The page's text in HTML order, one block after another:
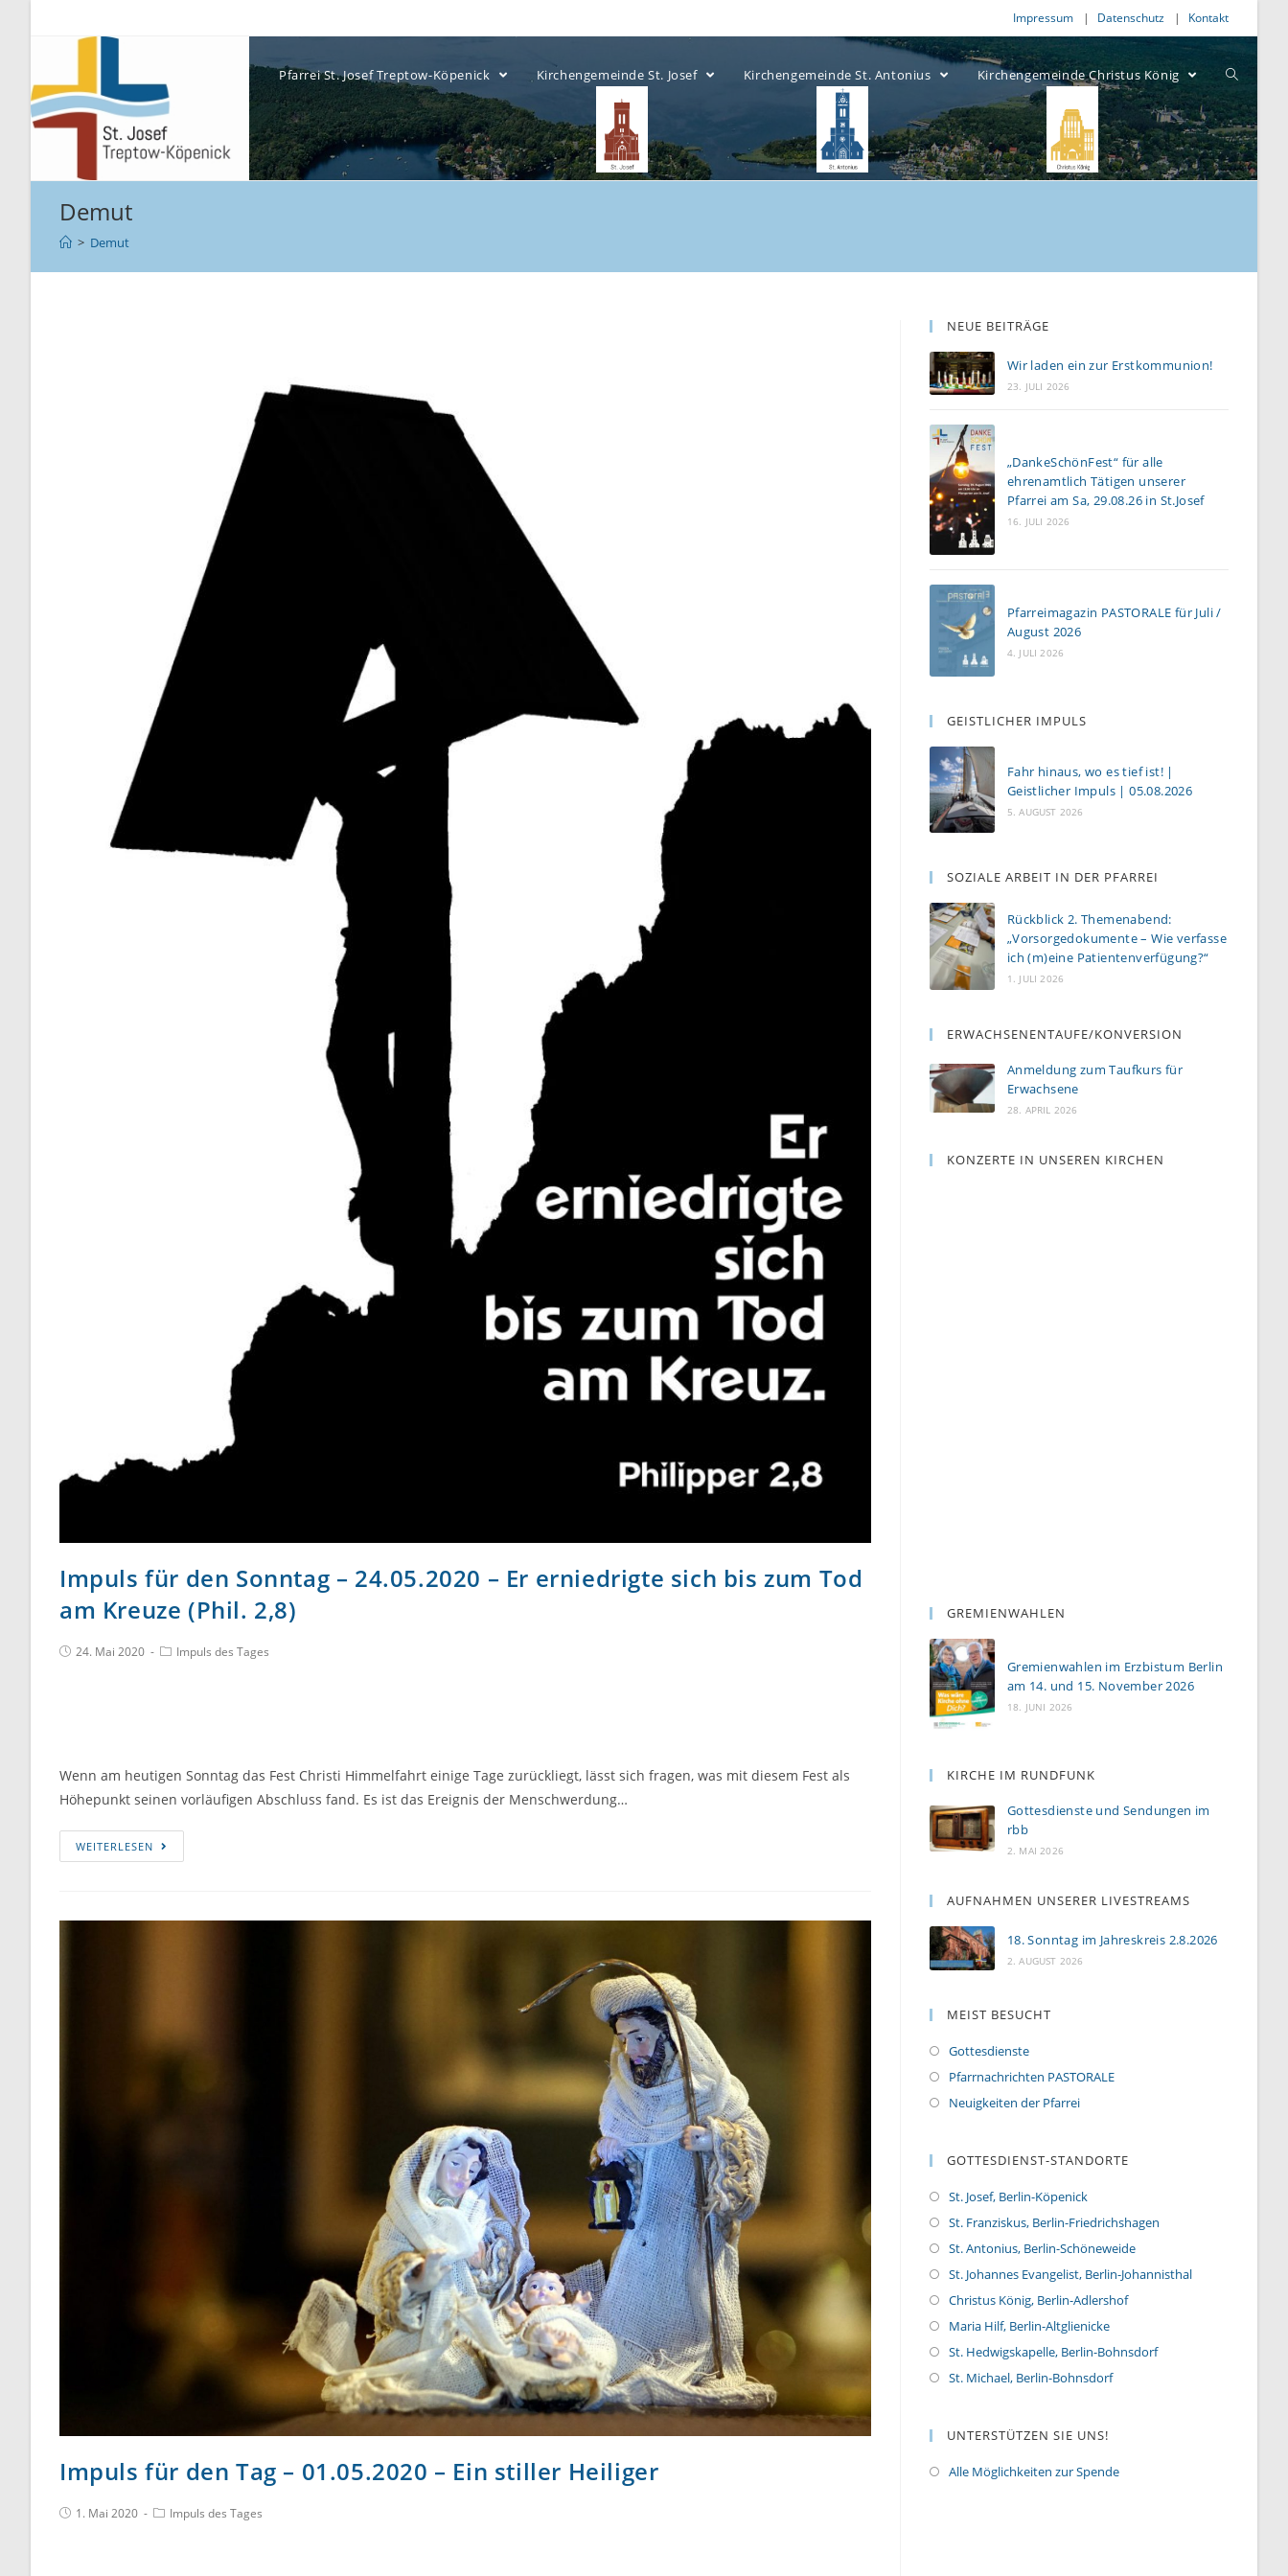
Impressum Datenschutz Kontakt
Pfarrei St. Josef Treptow-Köpenick Kirchengemeinde St. Josef Kirchengemeinde St. Antonius Kirchengemeinde Christus König
Demut
> Demut
Impuls für den Sonntag – 24.05.2020 – Er erniedrigte sich bis zum Tod
am Kreuze (Phil. 2,8)
24. Mai 2020 Impuls des Tages
Wenn am heutigen Sonntag das Fest Christi Himmelfahrt einige Tage zurückliegt, lässt sich fragen, was mit diesem Fest als
Höhepunkt seinen vorläufigen Abschluss fand. Es ist das Ereignis der Menschwerdung…
WEITERLESEN
Impuls für den Tag – 01.05.2020 – Ein stiller Heiliger
1. Mai 2020 Impuls des Tages
NEUE BEITRÄGE
Wir laden ein zur Erstkommunion!
23. JULI 2026
„DankeSchönFest“ für alle
ehrenamtlich Tätigen unserer
Pfarrei am Sa, 29.08.26 in St.Josef
16. JULI 2026
Pfarreimagazin PASTORALE für Juli /
August 2026
4. JULI 2026
GEISTLICHER IMPULS
Fahr hinaus, wo es tief ist! |
Geistlicher Impuls | 05.08.2026
5. AUGUST 2026
SOZIALE ARBEIT IN DER PFARREI
Rückblick 2. Themenabend:
„Vorsorgedokumente – Wie verfasse
ich (m)eine Patientenverfügung?“
1. JULI 2026
ERWACHSENENTAUFE/KONVERSION
Anmeldung zum Taufkurs für
Erwachsene
28. APRIL 2026
KONZERTE IN UNSEREN KIRCHEN
GREMIENWAHLEN
Gremienwahlen im Erzbistum Berlin
am 14. und 15. November 2026
18. JUNI 2026
KIRCHE IM RUNDFUNK
Gottesdienste und Sendungen im
rbb
2. MAI 2026
AUFNAHMEN UNSERER LIVESTREAMS
18. Sonntag im Jahreskreis 2.8.2026
2. AUGUST 2026
MEIST BESUCHT
Gottesdienste
Pfarrnachrichten PASTORALE
Neuigkeiten der Pfarrei
GOTTESDIENST-STANDORTE
St. Josef, Berlin-Köpenick
St. Franziskus, Berlin-Friedrichshagen
St. Antonius, Berlin-Schöneweide
St. Johannes Evangelist, Berlin-Johannisthal
Christus König, Berlin-Adlershof
Maria Hilf, Berlin-Altglienicke
St. Hedwigskapelle, Berlin-Bohnsdorf
St. Michael, Berlin-Bohnsdorf
UNTERSTÜTZEN SIE UNS!
Alle Möglichkeiten zur Spende